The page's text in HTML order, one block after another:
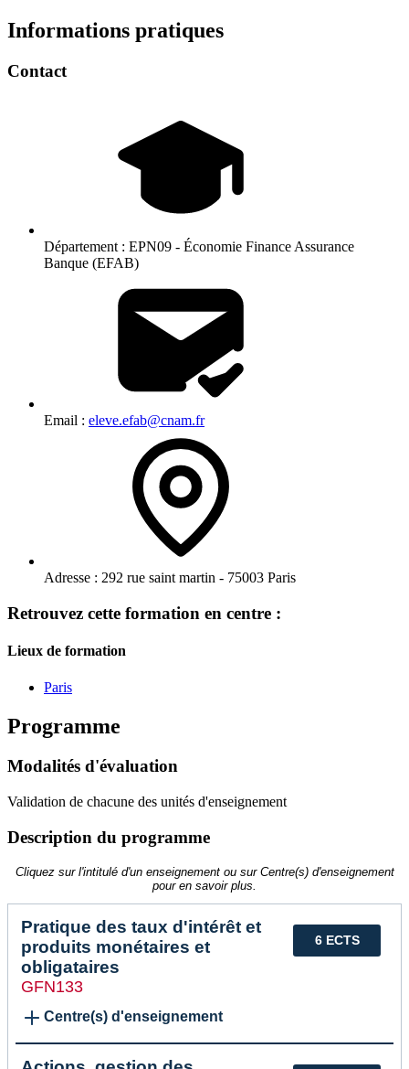
Informations pratiques
Contact
Département : EPN09 - Économie Finance Assurance
Banque (EFAB)
Email : eleve.efab@cnam.fr
Adresse : 292 rue saint martin - 75003 Paris
Retrouvez cette formation en centre :
Lieux de formation
Paris
Programme
Modalités d'évaluation
Validation de chacune des unités d'enseignement
Description du programme
Cliquez sur l'intitulé d'un enseignement ou sur Centre(s) d'enseignement
pour en savoir plus.
6 ECTS
Pratique des taux d'intérêt et
produits monétaires et
obligataires
GFN133
Centre(s) d'enseignement